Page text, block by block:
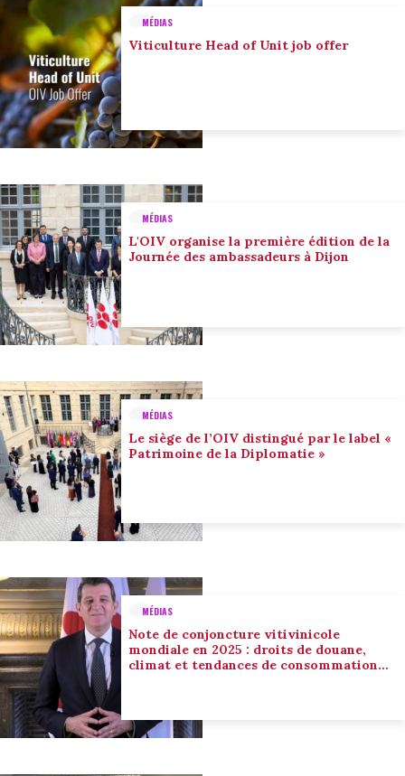
MÉDIAS
Viticulture Head of Unit job offer
MÉDIAS
L'OIV organise la première édition de la
Journée des ambassadeurs à Dijon
MÉDIAS
Le siège de l’OIV distingué par le label «
Patrimoine de la Diplomatie »
MÉDIAS
Note de conjoncture vitivinicole
mondiale en 2025 : droits de douane,
climat et tendances de consommation